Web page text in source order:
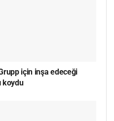
için inşa edeceği
koydu